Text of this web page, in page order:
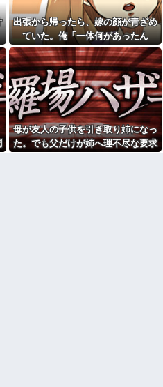
イベント派遣で陰湿にいじら
れていた地味な男性スタッフ。
ある日、高さ3mの階段から落ち
かけた子どもをパルクールで爆
走＆ダイブし間一髪で救出！職
場の手のひら返しと評価爆上げ
が凄まじかったｗｗ
【悲報】思春期の娘に「キモ
ッ」と言われたお父さん、グレ
る他
味噌汁にアレを入れてしまう
嫁(メシマズ)にブチギレた俺。
……帰ったら離婚届がありまし
た
出張から帰ったら、嫁の顔が青ざめ
ていた。俺「一体何があったん
だ？」嫁「…」→子供たちに話を聞
くと…
母が友人の子供を引き取り姉になっ
た。でも父だけが姉へ理不尽な要求